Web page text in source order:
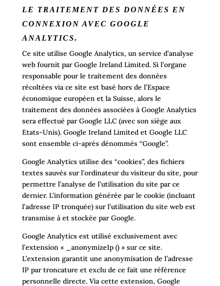
LE TRAITEMENT DES DONNÉES EN
CONNEXION AVEC GOOGLE
ANALYTICS.
Ce site utilise Google Analytics, un service d’analyse
web fournit par Google Ireland Limited. Si l’organe
responsable pour le traitement des données
récoltées via ce site est basé hors de l’Espace
économique européen et la Suisse, alors le
traitement des données associées à Google Analytics
sera effectué par Google LLC (avec son siège aux
Etats-Unis). Google Ireland Limited et Google LLC
sont ensemble ci-après dénommés “Google”.
Google Analytics utilise des “cookies”, des fichiers
textes sauvés sur l’ordinateur du visiteur du site, pour
permettre l’analyse de l’utilisation du site par ce
dernier. L’information générée par le cookie (incluant
l’adresse IP tronquée) sur l’utilisation du site web est
transmise à et stockée par Google.
Google Analytics est utilisé exclusivement avec
l’extension « _anonymizeIp () » sur ce site.
L’extension garantit une anonymisation de l’adresse
IP par troncature et exclu de ce fait une référence
personnelle directe. Via cette extension, Google